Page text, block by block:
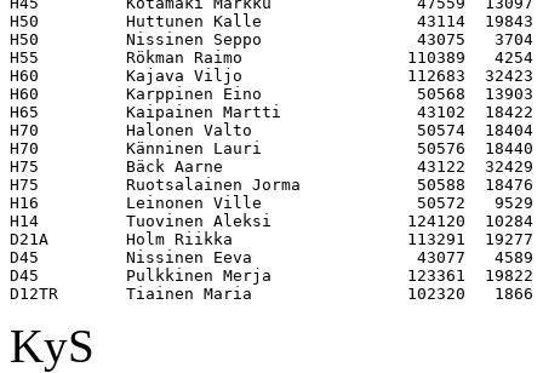
H50         Huttunen Kalle                43114  19843
H50         Nissinen Seppo                43075   3704
H55         Rökman Raimo                 110389   4254
H60         Kajava Viljo                 112683  32423
H60         Karppinen Eino                50568  13903
H65         Kaipainen Martti              43102  18422
H70         Halonen Valto                 50574  18404
H70         Känninen Lauri                50576  18440
H75         Bäck Aarne                    43122  32429
H75         Ruotsalainen Jorma            50588  18476
H16         Leinonen Ville                50572   9529
H14         Tuovinen Aleksi              124120  10284
D21A        Holm Riikka                  113291  19277
D45         Nissinen Eeva                 43077   4589
D45         Pulkkinen Merja              123361  19822
KyS